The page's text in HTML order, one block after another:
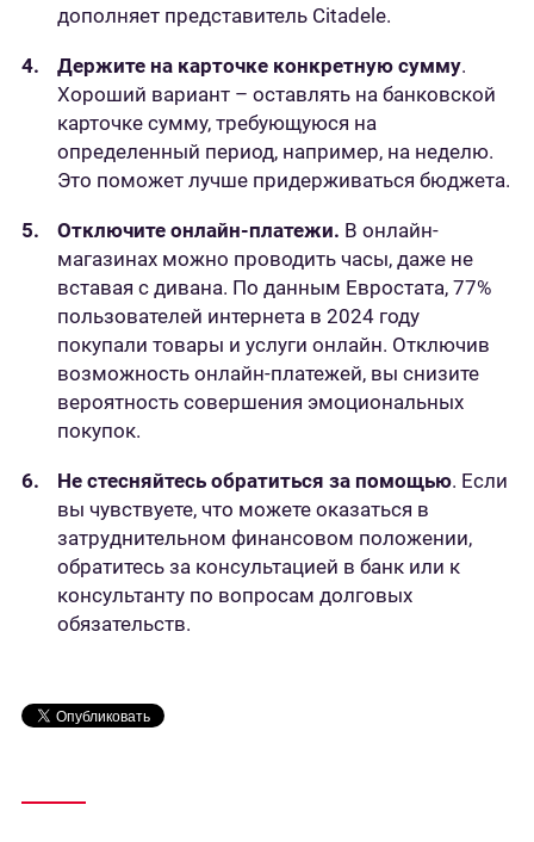
дополняет представитель Citadele.
Держите на карточке конкретную сумму.
Хороший вариант – оставлять на банковской
карточке сумму, требующуюся на
определенный период, например, на неделю.
Это поможет лучше придерживаться бюджета.
Отключите онлайн-платежи. В онлайн-
магазинах можно проводить часы, даже не
вставая с дивана. По данным Евростата, 77%
пользователей интернета в 2024 году
покупали товары и услуги онлайн. Отключив
возможность онлайн-платежей, вы снизите
вероятность совершения эмоциональных
покупок.
Не стесняйтесь обратиться за помощью. Если
вы чувствуете, что можете оказаться в
затруднительном финансовом положении,
обратитесь за консультацией в банк или к
консультанту по вопросам долговых
обязательств.